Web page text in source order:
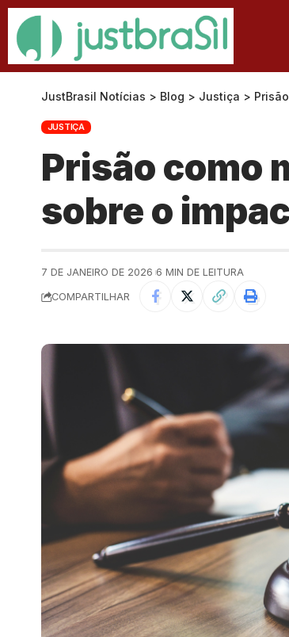
JustBrasil Notícias > Blog > Justiça >
JUSTIÇA
Prisão como
sobre o
7 DE JANEIRO DE 2026 6 MIN DE LEITURA
COMPARTILHAR